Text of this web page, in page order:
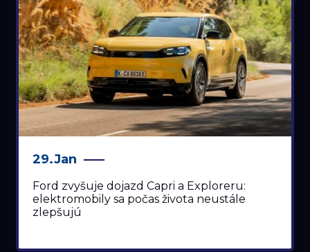
29.Jan
Ford zvyšuje dojazd Capri a Exploreru:
elektromobily sa počas života neustále
zlepšujú